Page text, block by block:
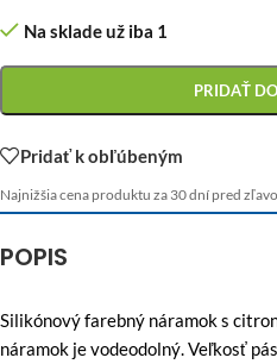
Na sklade už iba 1
PRIDAŤ
Pridať k obľúbeným
Najnižšia cena produktu za 30 dní pred
POPIS
Silikónový farebný náramok s
náramok je vodeodolný. Veľkosť